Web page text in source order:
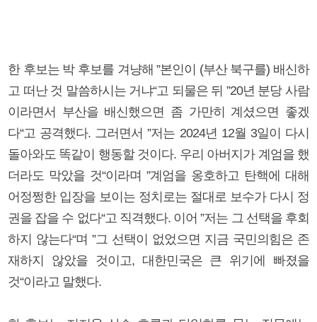
한 후보는 박 후보를 겨냥해 ”본인이 (부산 북구를) 배신하
고 떠난 것 말씀하시는 거냐“고 되물은 뒤 ”20년 분당 사람
이라면서 부산을 배신했으면 좀 가만히 계셨으면 좋겠
다“고 공격했다. 그러면서 ”저는 2024년 12월 3일이 다시
돌아와도 똑같이 행동할 것이다. 우리 아버지가 계엄을 했
더라도 막았을 것“이라며 ”계엄을 옹호하고 탄핵에 대해
어정쩡한 입장을 보이는 정치로는 절대로 보수가 다시 정
권을 잡을 수 없다“고 직격했다. 이어 ”저는 그 선택을 후회
하지 않는다“며 ”그 선택이 없었으면 지금 국민의힘은 존
재하지 않았을 것이고, 대한민국은 큰 위기에 빠졌을
것“이라고 말했다.